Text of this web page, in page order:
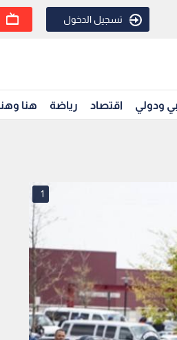
تسجيل الدخول
ودولي اقتصاد رياضة هنا
1